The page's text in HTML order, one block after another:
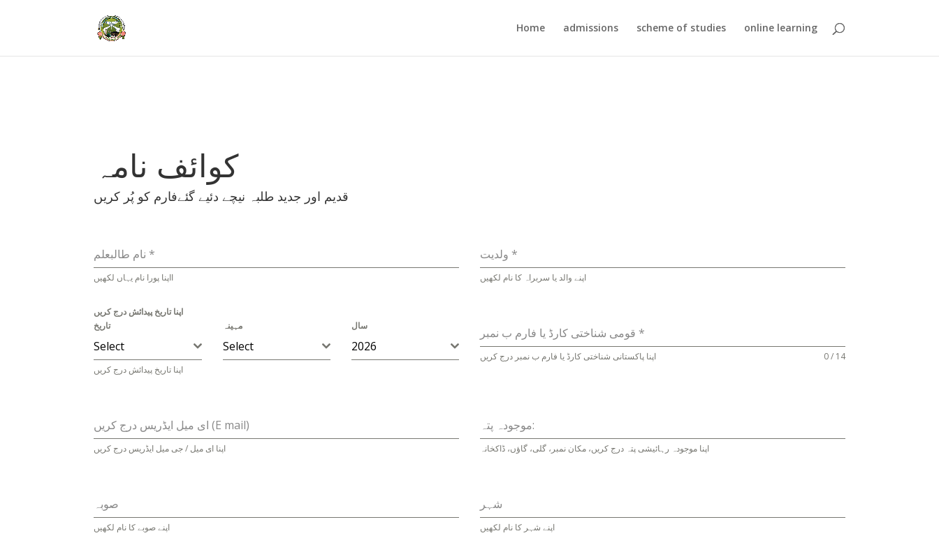
Home admissions scheme of studies online learning
کوائف نامہ
قدیم اور جدید طلبہ نیچے دئیے گئےفارم کو پُر کریں
*
ااپنا پورا نام یہاں لکھیں
*
اپنے والد یا سربراہ کا نام لکھیں
اپنا تاریخ پیدائش درج کریں
تاریخ
Select
مہینہ
Select
سال
2026
اپنا تاریخ پیدائش درج کریں
*
اپنا پاکستانی شناختی کارڈ یا فارم ب نمبر درج کریں 0 / 14
ای میل ایڈریس درج کریں (E mail)
اپنا ای میل / جی میل ایڈریس درج کریں
موجودہ پتہ:
اپنا موجودہ رہائیشی پتہ درج کریں، مکان نمبر، گلی، گاؤں، ڈاکخانہ
صوبہ
اپنے صوبے کا نام لکھیں
شہر
اپنے شہر کا نام لکھیں